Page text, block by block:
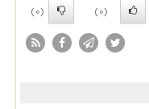
(0)
(0)